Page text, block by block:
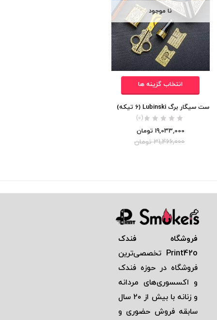
نا موجود
انتخاب گزینه ها
ست سیگار برگ Lubinski (6 تیکه)
(0)
19,033,000 تومان
31,466,000 تومان
فروشگاه فندک
Print42o تخصصی‌ترين
فروشگاه در حوزه فندک
و اكسسوری‌های مردانه
و زنانه با بيش از ٢٠ سال
سابقه فروش حضوری و